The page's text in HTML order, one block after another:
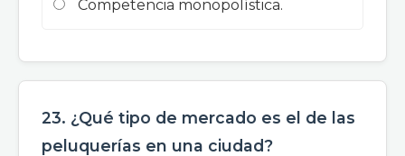
Competencia monopolística.
23. ¿Qué tipo de mercado es el de las
peluquerías en una ciudad?